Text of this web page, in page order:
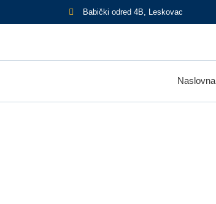
Babički odred 4B, Leskovac
Naslovna